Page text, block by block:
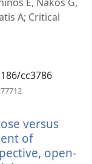
A; Critical
cc3786
versus
of
open-